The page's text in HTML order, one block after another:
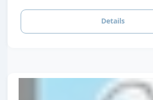
Details